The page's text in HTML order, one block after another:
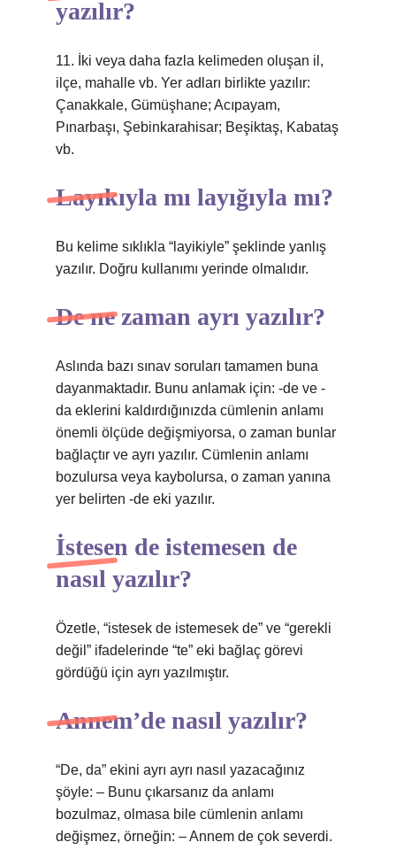
yazılır?
11. İki veya daha fazla kelimeden oluşan il,
ilçe, mahalle vb. Yer adları birlikte yazılır:
Çanakkale, Gümüşhane; Acıpayam,
Pınarbaşı, Şebinkarahisar; Beşiktaş, Kabataş
vb.
Layıkıyla mı layığıyla mı?
Bu kelime sıklıkla “layikiyle” şeklinde yanlış
yazılır. Doğru kullanımı yerinde olmalıdır.
De ne zaman ayrı yazılır?
Aslında bazı sınav soruları tamamen buna
dayanmaktadır. Bunu anlamak için: -de ve -
da eklerini kaldırdığınızda cümlenin anlamı
önemli ölçüde değişmiyorsa, o zaman bunlar
bağlaçtır ve ayrı yazılır. Cümlenin anlamı
bozulursa veya kaybolursa, o zaman yanına
yer belirten -de eki yazılır.
İstesen de istemesen de
nasıl yazılır?
Özetle, “istesek de istemesek de” ve “gerekli
değil” ifadelerinde “te” eki bağlaç görevi
gördüğü için ayrı yazılmıştır.
Annem’de nasıl yazılır?
“De, da” ekini ayrı ayrı nasıl yazacağınız
şöyle: – Bunu çıkarsanız da anlamı
bozulmaz, olmasa bile cümlenin anlamı
değişmez, örneğin: – Annem de çok severdi.